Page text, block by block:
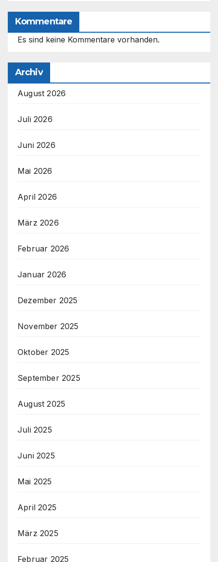
Kommentare
Es sind keine Kommentare vorhanden.
Archiv
August 2026
Juli 2026
Juni 2026
Mai 2026
April 2026
März 2026
Februar 2026
Januar 2026
Dezember 2025
November 2025
Oktober 2025
September 2025
August 2025
Juli 2025
Juni 2025
Mai 2025
April 2025
März 2025
Februar 2025